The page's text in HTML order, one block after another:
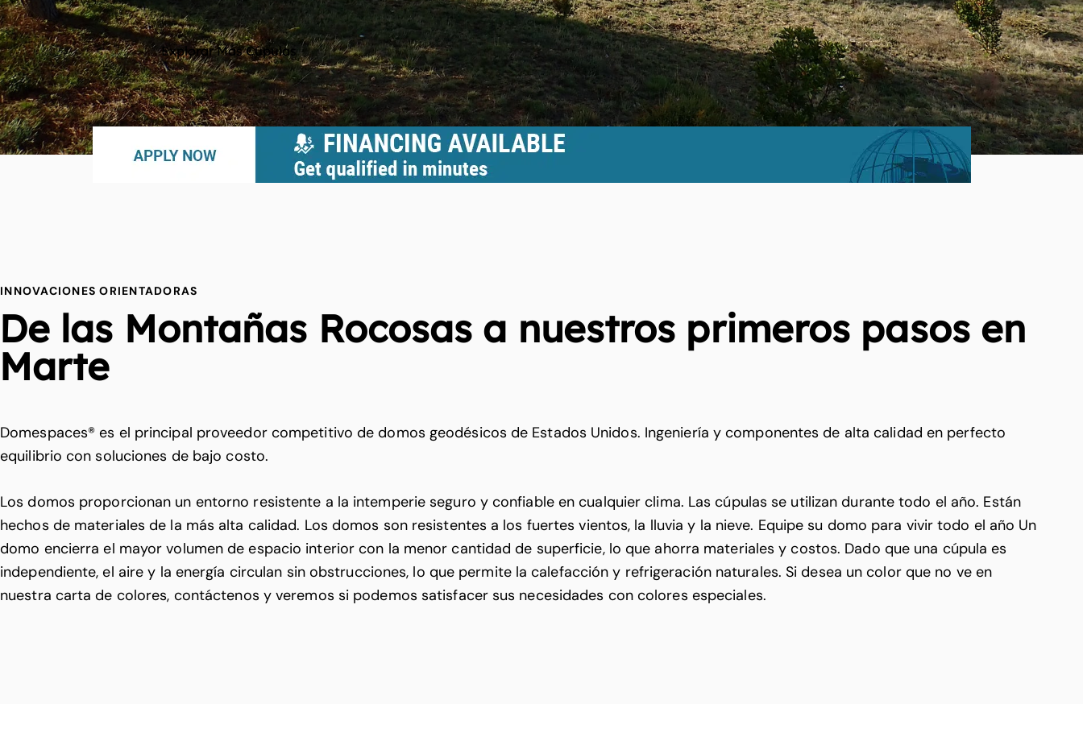
Explorar Más Cúpulas
INNOVACIONES ORIENTADORAS
De las Montañas Rocosas a nuestros primeros pasos en
Marte
Domespaces® es el principal proveedor competitivo de domos geodésicos de Estados Unidos. Ingeniería y componentes de alta calidad en perfecto
equilibrio con soluciones de bajo costo.
Los domos proporcionan un entorno resistente a la intemperie seguro y confiable en cualquier clima. Las cúpulas se utilizan durante todo el año. Están
hechos de materiales de la más alta calidad. Los domos son resistentes a los fuertes vientos, la lluvia y la nieve. Equipe su domo para vivir todo el año Un
domo encierra el mayor volumen de espacio interior con la menor cantidad de superficie, lo que ahorra materiales y costos. Dado que una cúpula es
independiente, el aire y la energía circulan sin obstrucciones, lo que permite la calefacción y refrigeración naturales. Si desea un color que no ve en
nuestra carta de colores, contáctenos y veremos si podemos satisfacer sus necesidades con colores especiales.